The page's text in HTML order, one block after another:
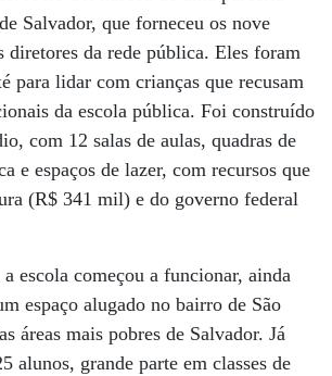
Salvador, que forneceu os nove
diretores da rede pública. Eles foram
para lidar com crianças que recusam
da escola pública. Foi construído
com 12 salas de aulas, quadras de
e espaços de lazer, com recursos que
(R$ 341 mil) e do governo federal
escola começou a funcionar, ainda
espaço alugado no bairro de São
áreas mais pobres de Salvador. Já
alunos, grande parte em classes de